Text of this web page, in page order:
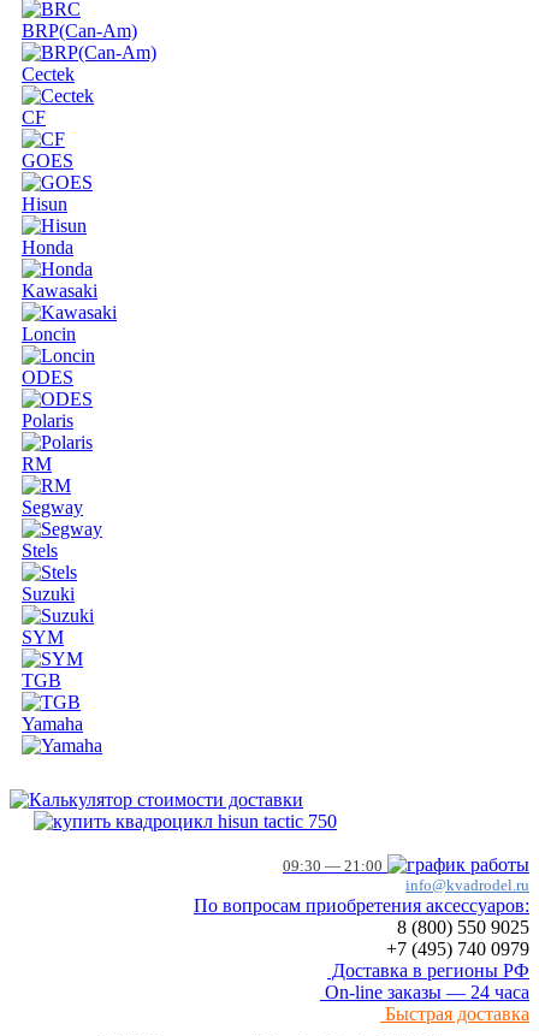
BRP(Can-Am)
Cectek
CF
GOES
Hisun
Honda
Kawasaki
Loncin
ODES
Polaris
RM
Segway
Stels
Suzuki
SYM
TGB
Yamaha
09:30 — 21:00
info@kvadrodel.ru
По вопросам приобретения аксессуаров:
8 (800) 550 9025
+7 (495) 740 0979
Доставка в регионы РФ
On-line заказы — 24 часа
Быстрая доставка